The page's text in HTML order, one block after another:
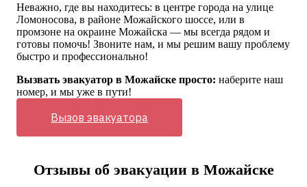
Неважно, где вы находитесь: в центре города на улице
Ломоносова, в районе Можайского шоссе, или в
промзоне на окраине Можайска — мы всегда рядом и
готовы помочь! Звоните нам, и мы решим вашу проблему
быстро и профессионально!
Вызвать эвакуатор в Можайске просто: наберите наш
номер, и мы уже в пути!
Вызов эвакуатора
Отзывы об эвакуации в Можайске